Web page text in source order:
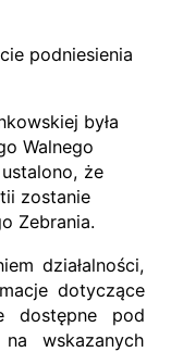
podniesienia
była
Walnego
że
zostanie
Zebrania.
działalności,
dotyczące
dostępne pod
wskazanych